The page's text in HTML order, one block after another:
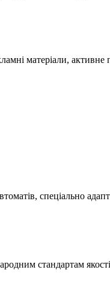
матеріали, активне
спеціально
стандартам